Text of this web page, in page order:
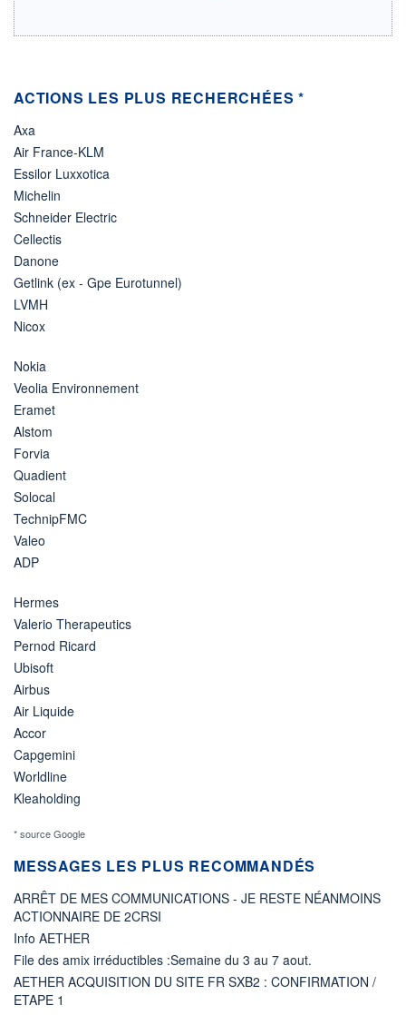
ÉLIGIBILITÉ
+ PORTEFEUILLE
ACTIONS LES PLUS RECHERCHÉES *
Axa
Air France-KLM
Essilor Luxxotica
Michelin
Schneider Electric
Cellectis
Danone
Getlink (ex - Gpe Eurotunnel)
LVMH
Nicox
Nokia
Veolia Environnement
Eramet
Alstom
Forvia
Quadient
Solocal
TechnipFMC
Valeo
ADP
Hermes
Valerio Therapeutics
Pernod Ricard
Ubisoft
Airbus
Air Liquide
Accor
Capgemini
Worldline
Kleaholding
* source Google
MESSAGES LES PLUS RECOMMANDÉS
ARRÊT DE MES COMMUNICATIONS - JE RESTE NÉANMOINS
ACTIONNAIRE DE 2CRSI
Info AETHER
File des amix irréductibles :Semaine du 3 au 7 aout.
AETHER ACQUISITION DU SITE FR SXB2 : CONFIRMATION /
ETAPE 1